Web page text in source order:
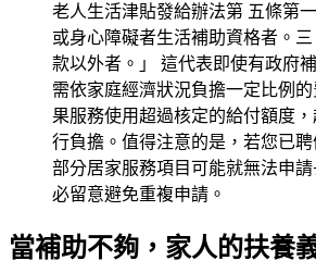
老人生活津貼發給辦法第 五條第
或身心障礙者生活補助資格者。
款以外者。」 這代表即使有政府
需依家庭經濟狀況負擔一定比例
果服務使用超過核定的給付額度
行負擔。值得注意的是，若您已聘
部分居家服務項目可能就無法申
必留意避免重複申請。
當補助不夠，家人的扶養